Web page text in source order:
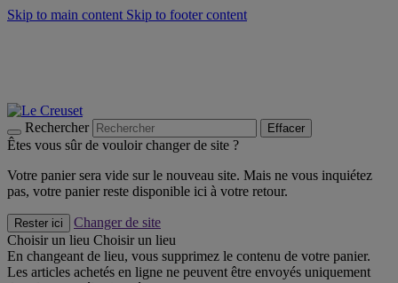
Skip to main content Skip to footer content
Rechercher Effacer
Êtes vous sûr de vouloir changer de site ?
Votre panier sera vide sur le nouveau site. Mais ne vous inquiétez
pas, votre panier reste disponible ici à votre retour.
Rester ici
Changer de site
Choisir un lieu Choisir un lieu
En changeant de lieu, vous supprimez le contenu de votre panier.
Les articles achetés en ligne ne peuvent être envoyés uniquement